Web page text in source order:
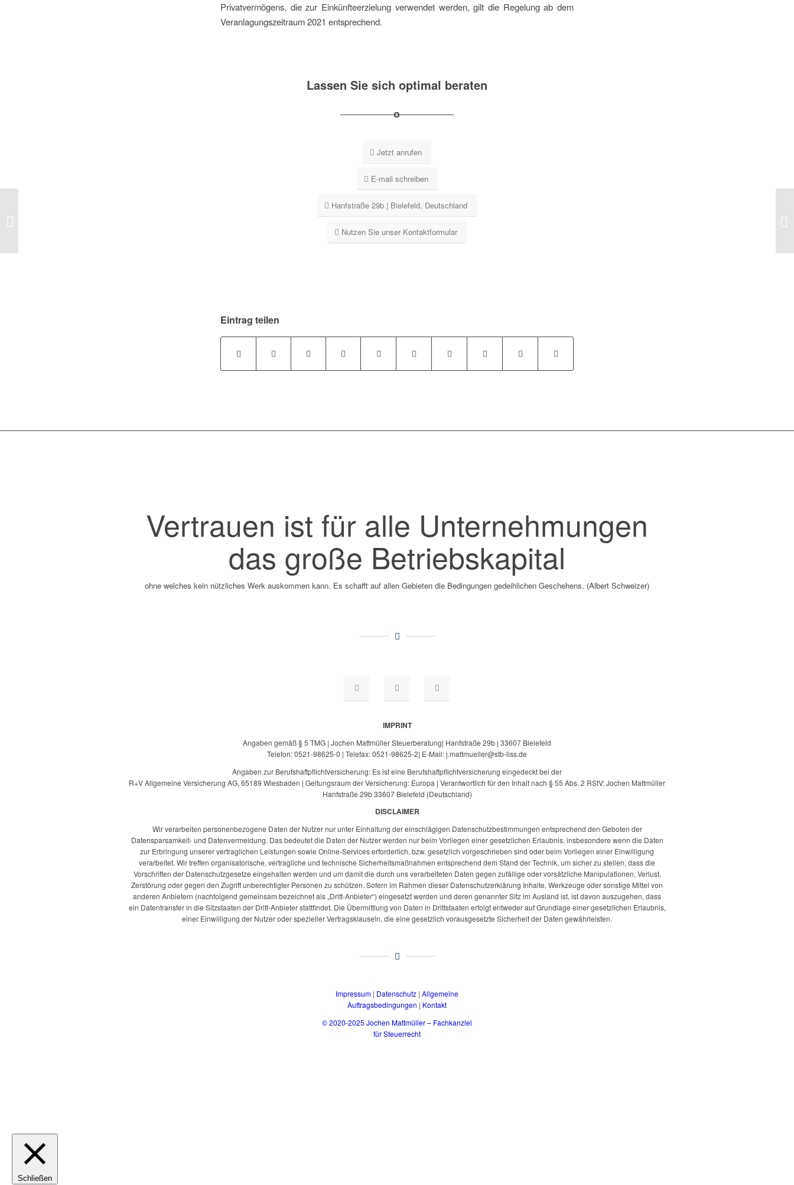
Privatvermögens, die zur Einkünfteerzielung verwendet werden, gilt die Regelung ab dem
Veranlagungszeitraum 2021 entsprechend.
Lassen Sie sich optimal beraten
Jetzt anrufen
E-mail schreiben
Hanfstraße 29b | Bielefeld, Deutschland
Nutzen Sie unser Kontaktformular
Eintrag teilen
Vertrauen ist für alle Unternehmungen
das große Betriebskapital
ohne welches kein nützliches Werk auskommen kann. Es schafft auf allen Gebieten die Bedingungen gedeihlichen Geschehens. (Albert Schweizer)
IMPRINT
Angaben gemäß § 5 TMG | Jochen Mattmüller Steuerberatung| Hanfstraße 29b | 33607 Bielefeld
Telefon: 0521-98625-0 | Telefax: 0521-98625-2| E-Mail: j.mattmueller@stb-liss.de
Angaben zur Berufshaftpflichtversicherung: Es ist eine Berufshaftpflichtversicherung eingedeckt bei der
R+V Allgemeine Versicherung AG, 65189 Wiesbaden | Geltungsraum der Versicherung: Europa | Verantwortlich für den Inhalt nach § 55 Abs. 2 RStV: Jochen Mattmüller
Hanfstraße 29b 33607 Bielefeld (Deutschland)
DISCLAIMER
Wir verarbeiten personenbezogene Daten der Nutzer nur unter Einhaltung der einschlägigen Datenschutzbestimmungen entsprechend den Geboten der
Datensparsamkeit- und Datenvermeidung. Das bedeutet die Daten der Nutzer werden nur beim Vorliegen einer gesetzlichen Erlaubnis, insbesondere wenn die Daten
zur Erbringung unserer vertraglichen Leistungen sowie Online-Services erforderlich, bzw. gesetzlich vorgeschrieben sind oder beim Vorliegen einer Einwilligung
verarbeitet. Wir treffen organisatorische, vertragliche und technische Sicherheitsmaßnahmen entsprechend dem Stand der Technik, um sicher zu stellen, dass die
Vorschriften der Datenschutzgesetze eingehalten werden und um damit die durch uns verarbeiteten Daten gegen zufällige oder vorsätzliche Manipulationen, Verlust,
Zerstörung oder gegen den Zugriff unberechtigter Personen zu schützen. Sofern im Rahmen dieser Datenschutzerklärung Inhalte, Werkzeuge oder sonstige Mittel von
anderen Anbietern (nachfolgend gemeinsam bezeichnet als „Dritt-Anbieter“) eingesetzt werden und deren genannter Sitz im Ausland ist, ist davon auszugehen, dass
ein Datentransfer in die Sitzstaaten der Dritt-Anbieter stattfindet. Die Übermittlung von Daten in Drittstaaten erfolgt entweder auf Grundlage einer gesetzlichen Erlaubnis,
einer Einwilligung der Nutzer oder spezieller Vertragsklauseln, die eine gesetzlich vorausgesetzte Sicherheit der Daten gewährleisten.
Impressum| Datenschutz| Allgemeine
Auftragsbedingungen | Kontakt
© 2020-2025 Jochen Mattmüller – Fachkanzlei
für Steuerrecht
Schließen